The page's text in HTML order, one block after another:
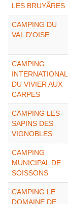
LES BRUYÃRES
CAMPING DU
VAL D'OISE
CAMPING
INTERNATIONAL
DU VIVIER AUX
CARPES
CAMPING LES
SAPINS DES
VIGNOBLES
CAMPING
MUNICIPAL DE
SOISSONS
CAMPING LE
DOMAINE DE